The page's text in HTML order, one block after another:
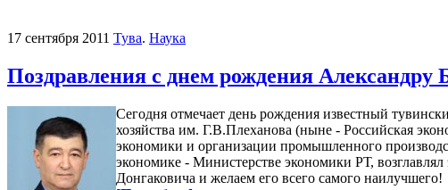
17 сентября 2011 Тува. Наука
Поздравления с днем рождения Александру
Сегодня отмечает день рождения известный
хозяйства им. Г.В.Плеханова (ныне - Российская
экономики и организации промышленного
экономике - Министерстве экономики РТ,
Донгаковича и желаем его всего самого наилучшего!